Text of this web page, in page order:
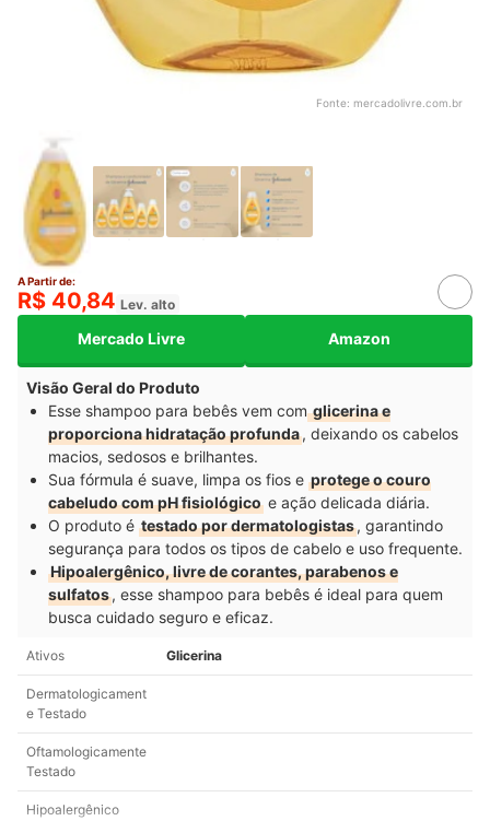
Fonte: mercadolivre.com.br
A Partir de:
R$ 40,84 Lev. alto
Mercado Livre Amazon
Visão Geral do Produto
Esse shampoo para bebês vem comglicerina e
proporciona hidratação profunda, deixando os cabelos
macios, sedosos e brilhantes.
Sua fórmula é suave, limpa os fios e protege o couro
cabeludo com pH fisiológico e ação delicada diária.
O produto é testado por dermatologistas, garantindo
segurança para todos os tipos de cabelo e uso frequente.
Hipoalergênico, livre de corantes, parabenos e
sulfatos, esse shampoo para bebês é ideal para quem
busca cuidado seguro e eficaz.
Ativos Glicerina
Dermatologicament
e Testado
Oftamologicamente
Testado
Hipoalergênico